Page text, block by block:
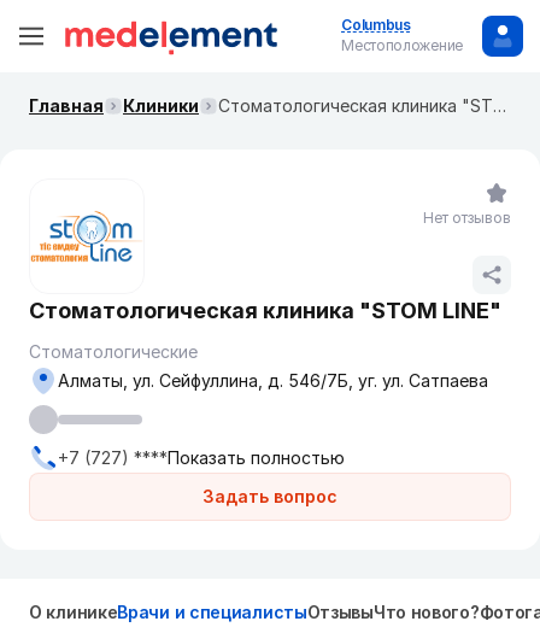
Columbus
Местоположение
Главная Клиники Стоматологическая клиника "STOM LINE"
Стоматологическая клиника "STOM LINE"
Стоматологические
Задать вопрос
Алматы, ул. Сейфуллина, д. 546/7Б, уг. ул. Сатпаева
+7 (727) ****Показать полностью
Нет отзывов
О клиникеВрачи и специалистыОтзывыЧто нового?